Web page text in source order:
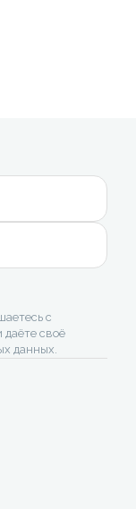
с
даёте своё
данных.